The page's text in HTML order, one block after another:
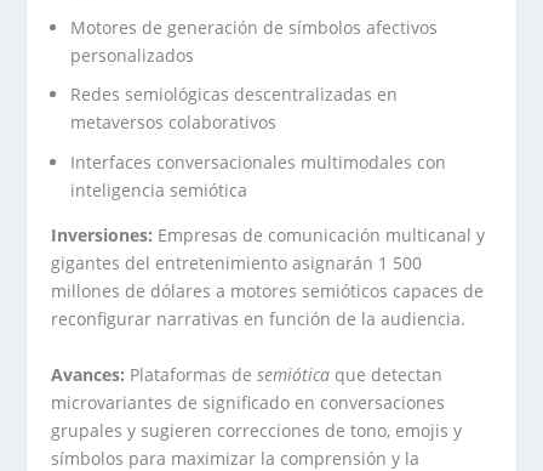
Motores de generación de símbolos afectivos
personalizados
Redes semiológicas descentralizadas en
metaversos colaborativos
Interfaces conversacionales multimodales con
inteligencia semiótica
Inversiones: Empresas de comunicación multicanal y
gigantes del entretenimiento asignarán 1 500
millones de dólares a motores semióticos capaces de
reconfigurar narrativas en función de la audiencia.
Avances: Plataformas desemiótica que detectan
microvariantes de significado en conversaciones
grupales y sugieren correcciones de tono, emojis y
símbolos para maximizar la comprensión y la